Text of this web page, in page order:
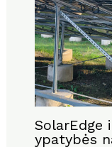
SolarEdge
ypatybės